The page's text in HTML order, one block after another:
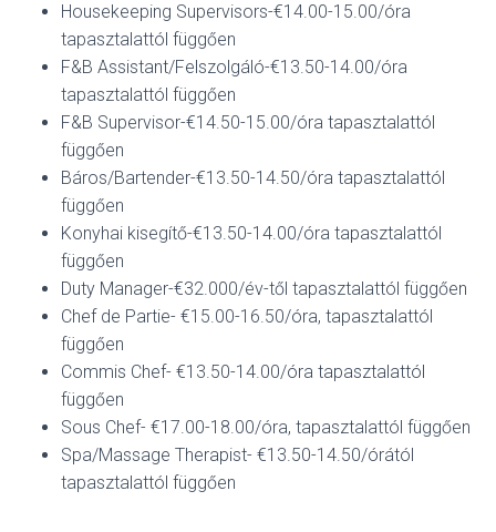
Housekeeping Supervisors-€14.00-15.00/óra
tapasztalattól függően
F&B Assistant/Felszolgáló-€13.50-14.00/óra
tapasztalattól függően
F&B Supervisor-€14.50-15.00/óra tapasztalattól
függően
Báros/Bartender-€13.50-14.50/óra tapasztalattól
függően
Konyhai kisegítő-€13.50-14.00/óra tapasztalattól
függően
Duty Manager-€32.000/év-től tapasztalattól függően
Chef de Partie- €15.00-16.50/óra, tapasztalattól
függően
Commis Chef- €13.50-14.00/óra tapasztalattól
függően
Sous Chef- €17.00-18.00/óra, tapasztalattól függően
Spa/Massage Therapist- €13.50-14.50/órától
tapasztalattól függően